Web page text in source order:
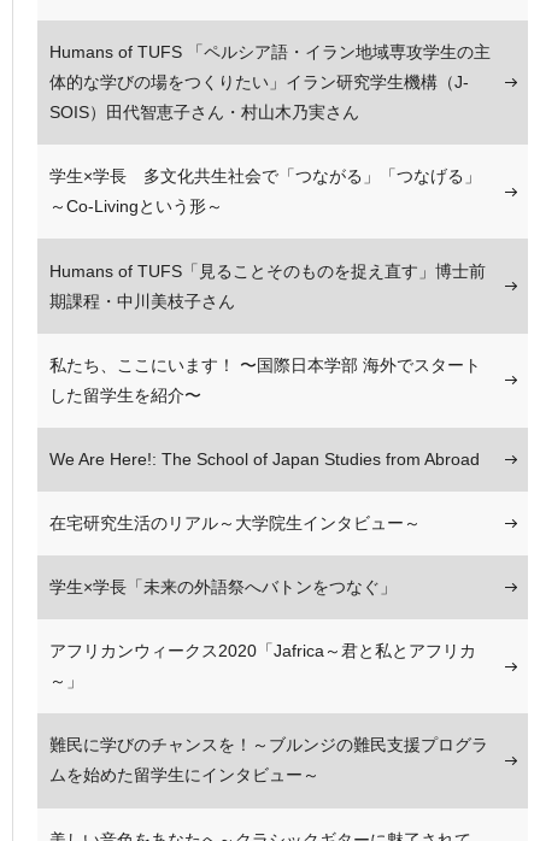
Humans of TUFS 「ペルシア語・イラン地域専攻学生の主
体的な学びの場をつくりたい」イラン研究学生機構（J-
SOIS）田代智恵子さん・村山木乃実さん
学生×学長 多文化共生社会で「つながる」「つなげる」
～Co-Livingという形～
Humans of TUFS「見ることそのものを捉え直す」博士前
期課程・中川美枝子さん
私たち、ここにいます！ 〜国際日本学部 海外でスタート
した留学生を紹介〜
We Are Here!: The School of Japan Studies from Abroad
在宅研究生活のリアル～大学院生インタビュー～
学生×学長「未来の外語祭へバトンをつなぐ」
アフリカンウィークス2020「Jafrica～君と私とアフリカ
～」
難民に学びのチャンスを！～ブルンジの難民支援プログラ
ムを始めた留学生にインタビュー～